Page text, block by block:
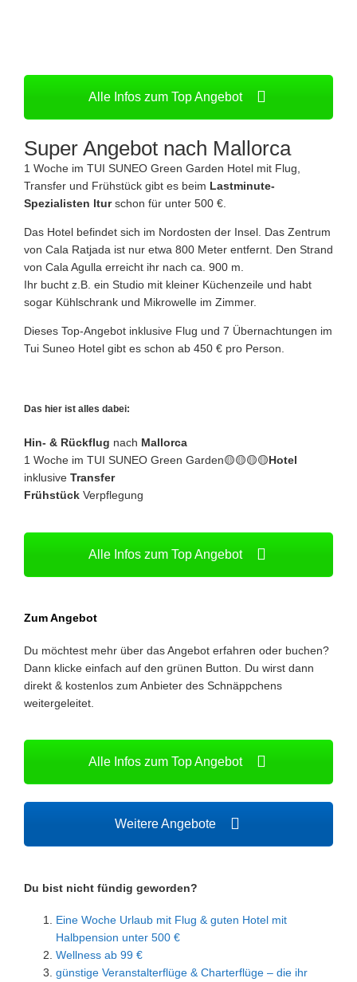
Alle Infos zum Top Angebot
Super Angebot nach Mallorca
1 Woche im TUI SUNEO Green Garden Hotel mit Flug,
Transfer und Frühstück gibt es beim Lastminute-
Spezialisten lturschon für unter 500 €.
Das Hotel befindet sich im Nordosten der Insel. Das Zentrum
von Cala Ratjada ist nur etwa 800 Meter entfernt. Den Strand
von Cala Agulla erreicht ihr nach ca. 900 m.
Ihr bucht z.B. ein Studio mit kleiner Küchenzeile und habt
sogar Kühlschrank und Mikrowelle im Zimmer.
Dieses Top-Angebot inklusive Flug und 7 Übernachtungen im
Tui Suneo Hotel gibt es schon ab 450 € pro Person.
Das hier ist alles dabei:
Hin- & Rückflug nach Mallorca
1 Woche im TUI SUNEO Green Garden🟡🟡🟡🟡Hotel
inklusive Transfer
Frühstück Verpflegung
Alle Infos zum Top Angebot
Zum Angebot
Du möchtest mehr über das Angebot erfahren oder buchen?
Dann klicke einfach auf den grünen Button. Du wirst dann
direkt & kostenlos zum Anbieter des Schnäppchens
weitergeleitet.
Alle Infos zum Top Angebot
Weitere Angebote
Du bist nicht fündig geworden?
Eine Woche Urlaub mit Flug & guten Hotel mit
Halbpension unter 500 €
Wellness ab 99 €
günstige Veranstalterflüge & Charterflüge – die ihr